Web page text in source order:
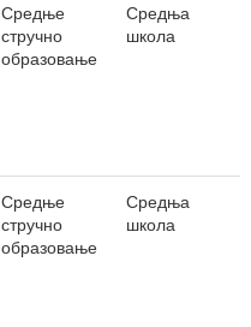
Средње
стручно
образовање
Средња
школа
Средње
стручно
образовање
Средња
школа